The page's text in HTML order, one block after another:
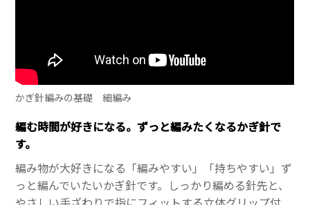
かぎ針編みの基礎 細編み
編む時間が好きになる。ずっと編みたくなるかぎ針で
す。
編み物が大好きになる「編みやすい」「持ちやすい」ず
っと編んでいたいかぎ針です。しっかり編める針先と、